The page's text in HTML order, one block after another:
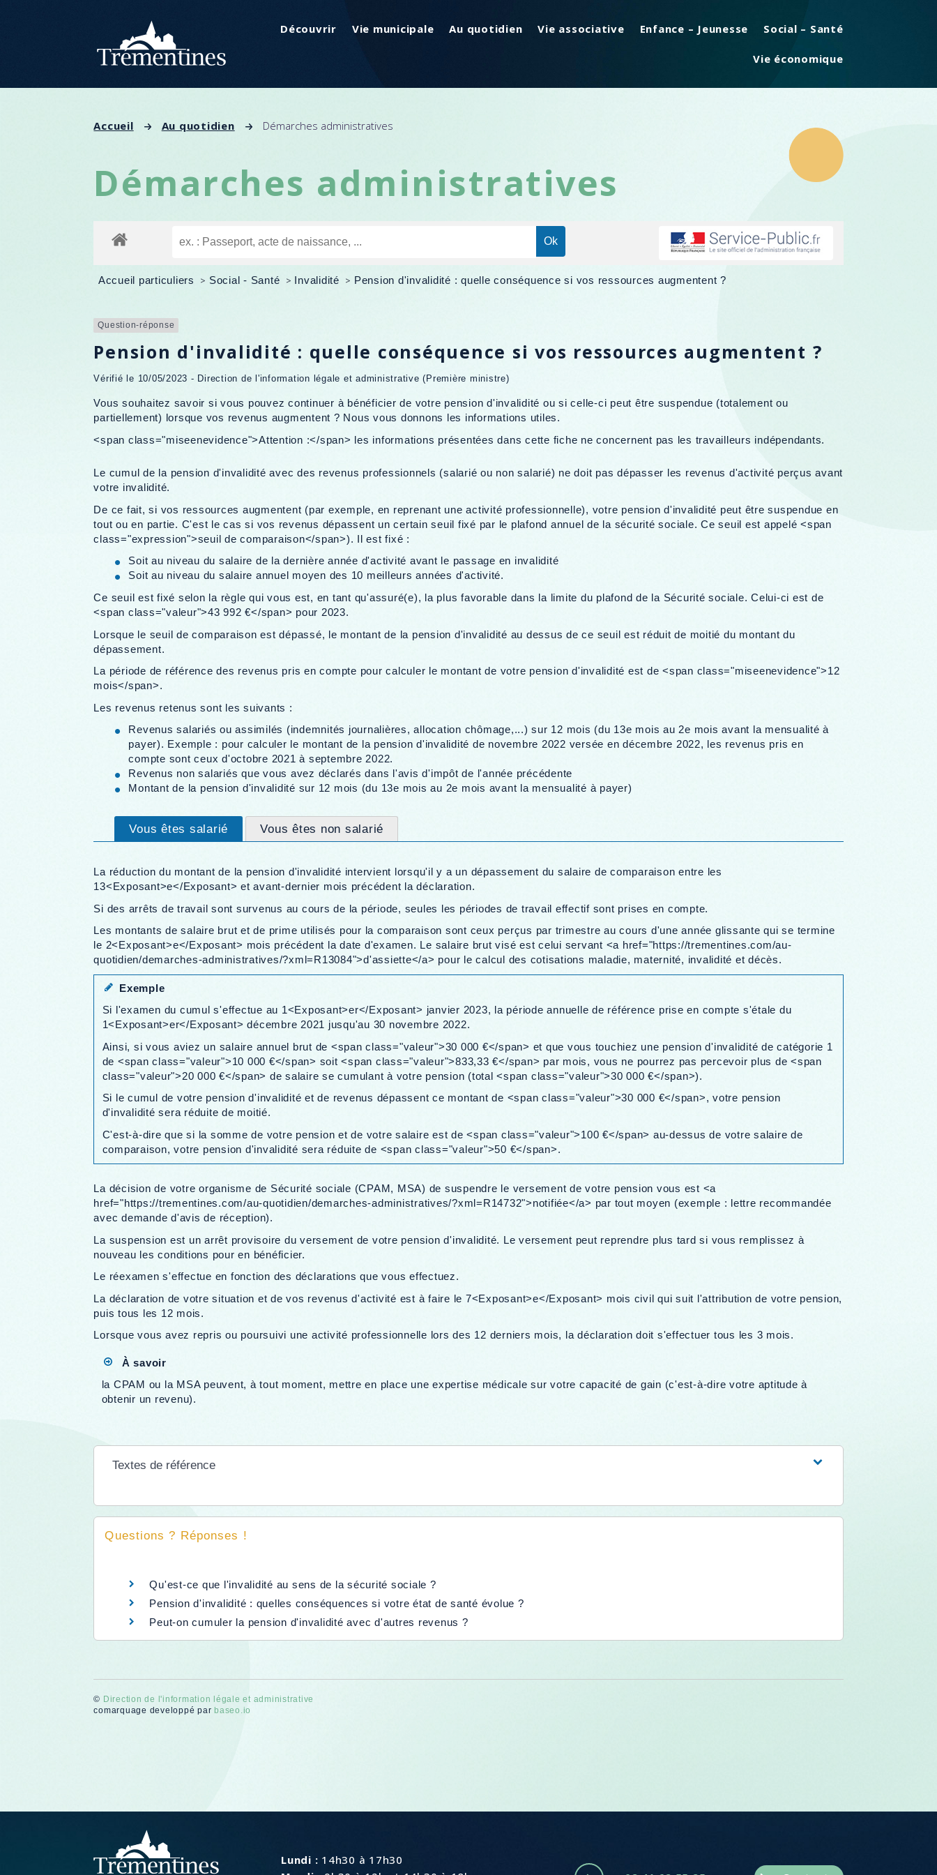
Découvrir Vie municipale Au quotidien Vie associative Enfance – Jeunesse Social – Santé
Vie économique
Accueil Au quotidien Démarches administratives
Démarches administratives
Accueil particuliers > Social - Santé > Invalidité > Pension d'invalidité : quelle conséquence si vos ressources augmentent ?
Question-réponse
Pension d'invalidité : quelle conséquence si vos ressources augmentent ?
Vérifié le 10/05/2023 - Direction de l'information légale et administrative (Première ministre)
Vous souhaitez savoir si vous pouvez continuer à bénéficier de votre pension d'invalidité ou si celle-ci peut être suspendue (totalement ou
partiellement) lorsque vos revenus augmentent ? Nous vous donnons les informations utiles.
<span class="miseenevidence">Attention :</span> les informations présentées dans cette fiche ne concernent pas les travailleurs indépendants.
Le cumul de la pension d'invalidité avec des revenus professionnels (salarié ou non salarié) ne doit pas dépasser les revenus d'activité perçus avant
votre invalidité.
De ce fait, si vos ressources augmentent (par exemple, en reprenant une activité professionnelle), votre pension d'invalidité peut être suspendue en
tout ou en partie. C'est le cas si vos revenus dépassent un certain seuil fixé par le plafond annuel de la sécurité sociale. Ce seuil est appelé <span
class="expression">seuil de comparaison</span>). Il est fixé :
Soit au niveau du salaire de la dernière année d'activité avant le passage en invalidité
Soit au niveau du salaire annuel moyen des 10 meilleurs années d'activité.
Ce seuil est fixé selon la règle qui vous est, en tant qu'assuré(e), la plus favorable dans la limite du plafond de la Sécurité sociale. Celui-ci est de
<span class="valeur">43 992 €</span> pour 2023.
Lorsque le seuil de comparaison est dépassé, le montant de la pension d'invalidité au dessus de ce seuil est réduit de moitié du montant du
dépassement.
La période de référence des revenus pris en compte pour calculer le montant de votre pension d'invalidité est de <span class="miseenevidence">12
mois</span>.
Les revenus retenus sont les suivants :
Revenus salariés ou assimilés (indemnités journalières, allocation chômage,...) sur 12 mois (du 13e mois au 2e mois avant la mensualité à
payer). Exemple : pour calculer le montant de la pension d'invalidité de novembre 2022 versée en décembre 2022, les revenus pris en
compte sont ceux d'octobre 2021 à septembre 2022.
Revenus non salariés que vous avez déclarés dans l'avis d'impôt de l'année précédente
Montant de la pension d'invalidité sur 12 mois (du 13e mois au 2e mois avant la mensualité à payer)
Vous êtes salarié Vous êtes non salarié
La réduction du montant de la pension d'invalidité intervient lorsqu'il y a un dépassement du salaire de comparaison entre les
13<Exposant>e</Exposant> et avant-dernier mois précédent la déclaration.
Si des arrêts de travail sont survenus au cours de la période, seules les périodes de travail effectif sont prises en compte.
Les montants de salaire brut et de prime utilisés pour la comparaison sont ceux perçus par trimestre au cours d'une année glissante qui se termine
le 2<Exposant>e</Exposant> mois précédent la date d'examen. Le salaire brut visé est celui servant <a href="https://trementines.com/au-
quotidien/demarches-administratives/?xml=R13084">d'assiette</a> pour le calcul des cotisations maladie, maternité, invalidité et décès.
Exemple
Si l'examen du cumul s'effectue au 1<Exposant>er</Exposant> janvier 2023, la période annuelle de référence prise en compte s'étale du
1<Exposant>er</Exposant> décembre 2021 jusqu'au 30 novembre 2022.
Ainsi, si vous aviez un salaire annuel brut de <span class="valeur">30 000 €</span> et que vous touchiez une pension d'invalidité de catégorie 1
de <span class="valeur">10 000 €</span> soit <span class="valeur">833,33 €</span> par mois, vous ne pourrez pas percevoir plus de <span
class="valeur">20 000 €</span> de salaire se cumulant à votre pension (total <span class="valeur">30 000 €</span>).
Si le cumul de votre pension d'invalidité et de revenus dépassent ce montant de <span class="valeur">30 000 €</span>, votre pension
d'invalidité sera réduite de moitié.
C'est-à-dire que si la somme de votre pension et de votre salaire est de <span class="valeur">100 €</span> au-dessus de votre salaire de
comparaison, votre pension d'invalidité sera réduite de <span class="valeur">50 €</span>.
La décision de votre organisme de Sécurité sociale (CPAM, MSA) de suspendre le versement de votre pension vous est <a
href="https://trementines.com/au-quotidien/demarches-administratives/?xml=R14732">notifiée</a> par tout moyen (exemple : lettre recommandée
avec demande d'avis de réception).
La suspension est un arrêt provisoire du versement de votre pension d'invalidité. Le versement peut reprendre plus tard si vous remplissez à
nouveau les conditions pour en bénéficier.
Le réexamen s'effectue en fonction des déclarations que vous effectuez.
La déclaration de votre situation et de vos revenus d'activité est à faire le 7<Exposant>e</Exposant> mois civil qui suit l'attribution de votre pension,
puis tous les 12 mois.
Lorsque vous avez repris ou poursuivi une activité professionnelle lors des 12 derniers mois, la déclaration doit s'effectuer tous les 3 mois.
À savoir
la CPAM ou la MSA peuvent, à tout moment, mettre en place une expertise médicale sur votre capacité de gain (c'est-à-dire votre aptitude à
obtenir un revenu).
Textes de référence
Questions ? Réponses !
Qu'est-ce que l'invalidité au sens de la sécurité sociale ?
Pension d'invalidité : quelles conséquences si votre état de santé évolue ?
Peut-on cumuler la pension d'invalidité avec d'autres revenus ?
© Direction de l'information légale et administrative
comarquage developpé par baseo.io
Lundi : 14h30 à 17h30